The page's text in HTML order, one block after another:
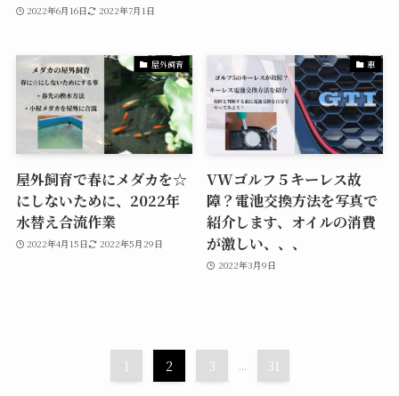
2022年6月16日 2022年7月1日
屋外飼育
屋外飼育で春にメダカを☆
にしないために、2022年
水替え合流作業
2022年4月15日 2022年5月29日
車
VWゴルフ５キーレス故
障？電池交換方法を写真で
紹介します、オイルの消費
が激しい、、、
2022年3月9日
1 2 3 ... 31